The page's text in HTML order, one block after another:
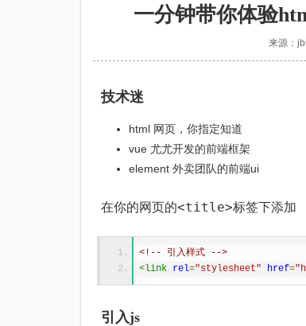
一分钟带你体验
来源：
技术迷
html 网页，你指定知道
vue 尤尤开发的前端框架
element 外卖团队的前端ui
在你的网页的<title>标签下添加
<!-- 引入样式 -->
<link rel="stylesheet" href=
引入js